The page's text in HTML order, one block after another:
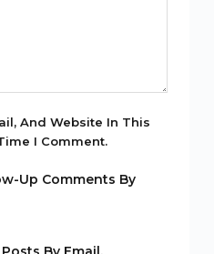
And Website In This
I Comment.
Up Comments By